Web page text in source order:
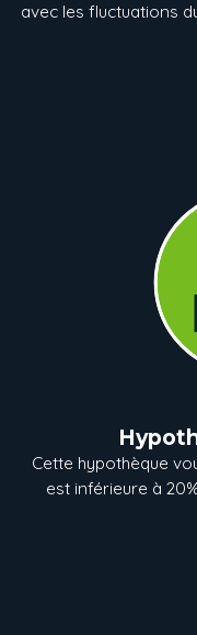
avec les fluctuations
Cette hypothèque
est inférieure à